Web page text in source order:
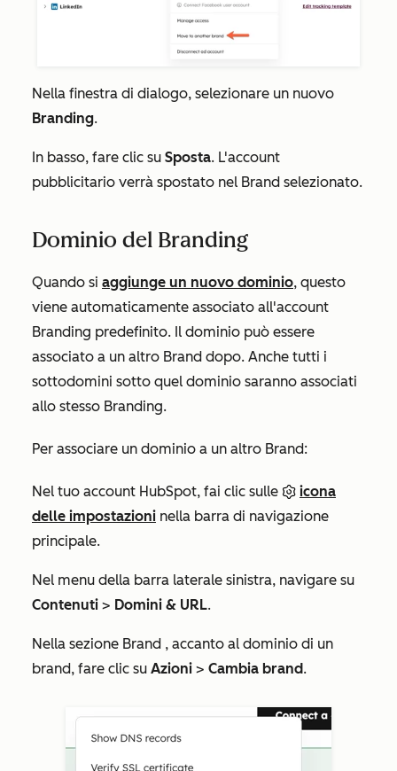
Nella finestra di dialogo, selezionare un nuovo
Branding.
In basso, fare clic su Sposta. L'account
pubblicitario verrà spostato nel Brand selezionato.
Dominio del Branding
Quando si aggiunge un nuovo dominio, questo
viene automaticamente associato all'account
Branding predefinito. Il dominio può essere
associato a un altro Brand dopo. Anche tutti i
sottodomini sotto quel dominio saranno associati
allo stesso Branding.
Per associare un dominio a un altro Brand:
Nel tuo account HubSpot, fai clic sulle
icona
delle impostazioni nella barra di navigazione
principale.
Nel menu della barra laterale sinistra, navigare su
Contenuti > Domini & URL.
Nella sezione Brand , accanto al dominio di un
brand, fare clic su Azioni > Cambia brand.